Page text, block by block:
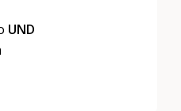
UND